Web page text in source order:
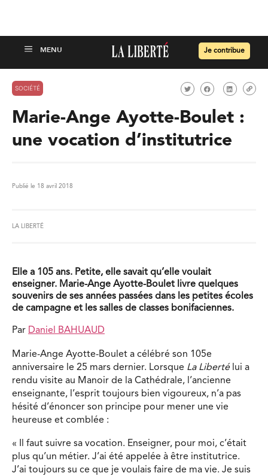
Je contribue
SOCIÉTÉ
Marie-Ange Ayotte-Boulet :
une vocation d’institutrice
Publié le 18 avril 2018
LA LIBERTÉ
Elle a 105 ans. Petite, elle savait qu’elle voulait
enseigner. Marie-Ange Ayotte-Boulet livre quelques
souvenirs de ses années passées dans les petites écoles
de campagne et les salles de classes bonifaciennes.
Par Daniel BAHUAUD
Marie-Ange Ayotte-Boulet a célébré son 105e
anniversaire le 25 mars dernier. Lorsque La Libertélui a
rendu visite au Manoir de la Cathédrale, l’ancienne
enseignante, l’esprit toujours bien vigoureux, n’a pas
hésité d’énoncer son principe pour mener une vie
heureuse et comblée :
« Il faut suivre sa vocation. Enseigner, pour moi, c’était
plus qu’un métier. J’ai été appelée à être institutrice.
J’ai toujours su ce que je voulais faire de ma vie. Je suis